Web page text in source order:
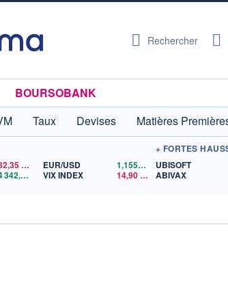
Rechercher
BOURSOBANK
Taux Devises Matières
$US
4 342,26 $US
EUR/USD 1,1559$US
VIX INDEX
14,90
+ FORTES
UBISOFT
ABIVAX